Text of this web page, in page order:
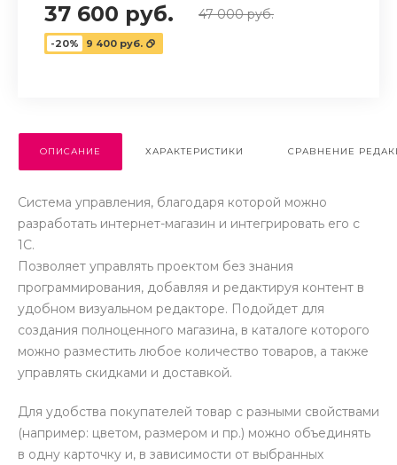
37 600 руб. 47 000 руб.
-20% 9 400 руб.
ОПИСАНИЕ ХАРАКТЕРИСТИКИ СРАВНЕНИЕ
Система управления, благодаря которой можно
разработать интернет-магазин и интегрировать его с
1С.
Позволяет управлять проектом без знания
программирования, добавляя и редактируя контент в
удобном визуальном редакторе. Подойдет для
создания полноценного магазина, в каталоге которого
можно разместить любое количество товаров, а также
управлять скидками и доставкой.
Для удобства покупателей товар с разными свойствами
(например: цветом, размером и пр.) можно объединять
в одну карточку и, в зависимости от выбранных